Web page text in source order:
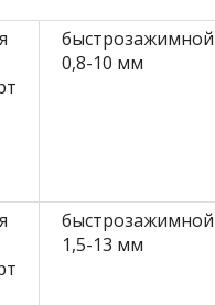
быстрозажимной
0,8-10 мм
быстрозажимной
1,5-13 мм